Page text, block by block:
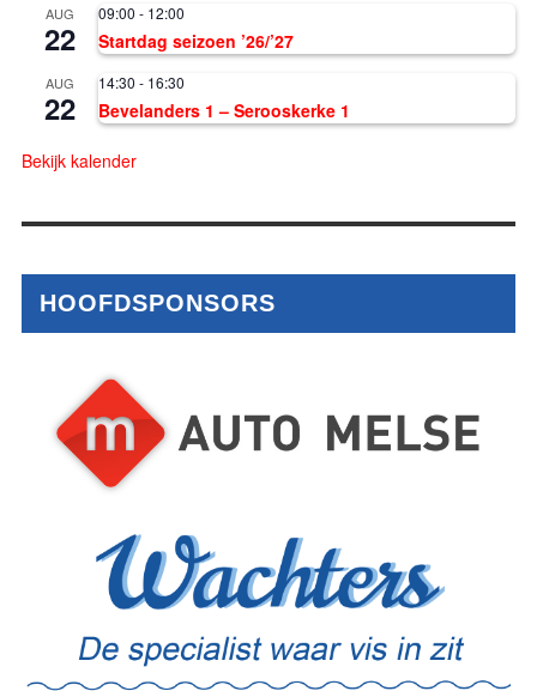
AUG
22
09:00 - 12:00
Startdag seizoen ’26/’27
AUG
22
14:30 - 16:30
Bevelanders 1 – Serooskerke 1
Bekijk kalender
HOOFDSPONSORS